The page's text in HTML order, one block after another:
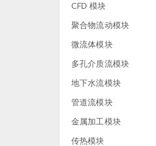
CFD 模块
聚合物流动模块
微流体模块
多孔介质流模块
地下水流模块
管道流模块
金属加工模块
传热模块